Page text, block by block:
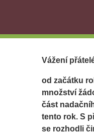
Vážení
od začátku
množství
část
tento rok. S
se rozhodli